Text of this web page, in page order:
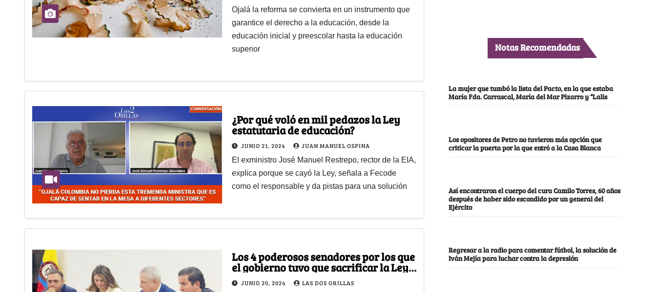
Ojalá la reforma se convierta en un instrumento que
garantice el derecho a la educación, desde la
educación inicial y preescolar hasta la educación
superior
¿Por qué voló en mil pedazos la Ley
estatutaria de educación?
JUNIO 21, 2024 JUAN MANUEL OSPINA
El exministro José Manuel Restrepo, rector de la EIA,
explica porque se cayó la Ley, señala a Fecode
como el responsable y da pistas para una solución
Los 4 poderosos senadores por los que
el gobierno tuvo que sacrificar la Ley
de Educación
JUNIO 20, 2024 LAS DOS ORILLAS
Notas Recomendadas
La mujer que tumbó la lista del Pacto, en la que estaba
María Fda. Carrascal, María del Mar Pizarro y “Lalis
Los opositores de Petro no tuvieron más opción que
criticar la puerta por la que entró a la Casa Blanca
Así encontraron el cuerpo del cura Camilo Torres, 60 años
después de haber sido escondido por un general del
Ejército
Regresar a la radio para comentar fútbol, la solución de
Iván Mejía para luchar contra la depresión